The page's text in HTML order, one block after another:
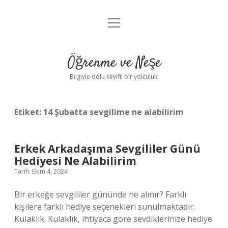
Anasayfa
Yasal Uyarı
menüyü
Öğrenme ve Neşe
Bilgiyle dolu keyifli bir yolculuk!
Etiket: 14 Şubatta sevgilime ne alabilirim
Erkek Arkadaşıma Sevgililer Günü
Hediyesi Ne Alabilirim
Tarih: Ekim 4, 2024
Bir erkeğe sevgililer gününde ne alınır? Farklı
kişilere farklı hediye seçenekleri sunulmaktadır:
Kulaklık. Kulaklık, ihtiyaca göre sevdiklerinize hediye